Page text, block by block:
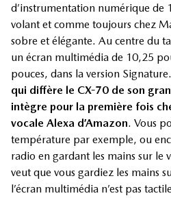
d’instrumentation numérique de
volant et comme toujours chez
sobre et élégante. Au centre du
un écran multimédia de 10,25
pouces, dans la version
qui diffère le CX-70 de son
intègre pour la première fois
vocale Alexa d’Amazon. Vous
température par exemple, ou
radio en gardant les mains sur le
veut que vous gardiez les mains
l’écran multimédia n’est pas